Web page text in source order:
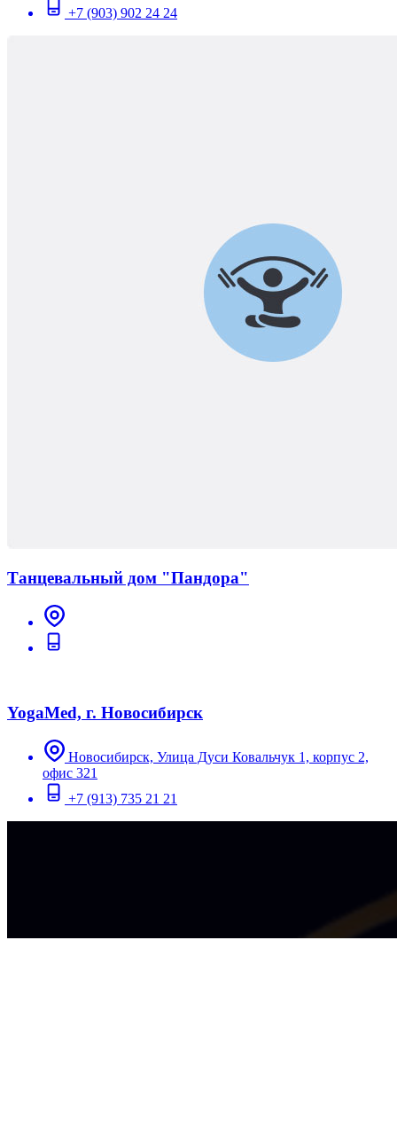
+7 (903) 902 24 24
Танцевальный дом "Пандора"
YogaMed, г. Новосибирск
Новосибирск, Улица Дуси Ковальчук 1, корпус 2,
офис 321
+7 (913) 735 21 21